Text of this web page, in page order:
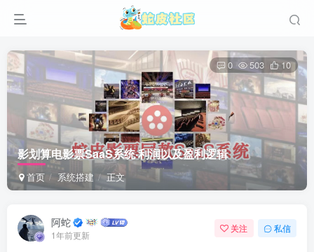
影划算电影票SaaS系统·利润以及盈利逻辑
首页 系统搭建 正文
0 503 10
阿蛇
1年前更新
关注 私信